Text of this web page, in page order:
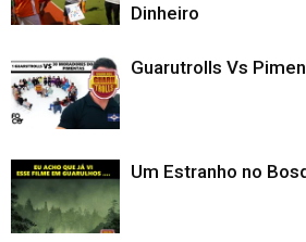
Dinheiro
Guarutrolls Vs
Um Estranho no